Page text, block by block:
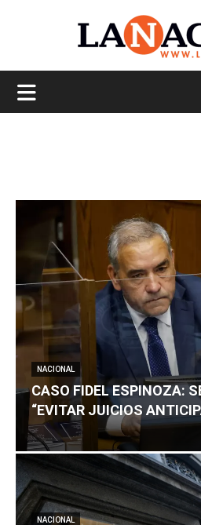
NACIONAL
CASO FIDEL ESPINOZA:
“EVITAR JUICIOS
NACIONAL